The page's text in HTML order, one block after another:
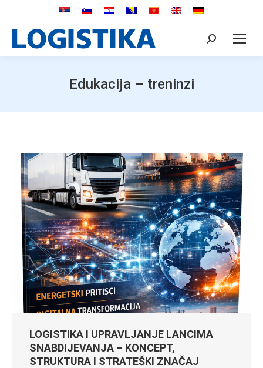
Search:
Edukacija – treninzi
LOGISTIKA I UPRAVLJANJE LANCIMA
SNABDIJEVANJA – KONCEPT,
STRUKTURA I STRATEŠKI ZNAČAJ